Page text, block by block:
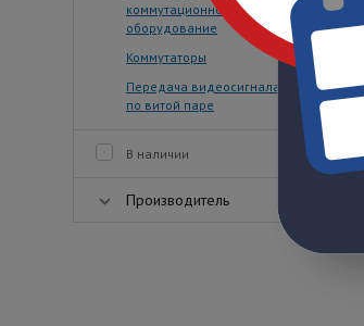
коммутационное
оборудование
Коммутаторы
Передача видеосигнала
по витой паре
В наличии
Производитель